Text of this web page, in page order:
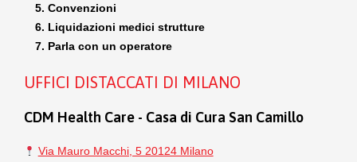
Convenzioni
Liquidazioni medici strutture
Parla con un operatore
UFFICI DISTACCATI DI MILANO
CDM Health Care - Casa di Cura San Camillo
Via Mauro Macchi, 5 20124 Milano